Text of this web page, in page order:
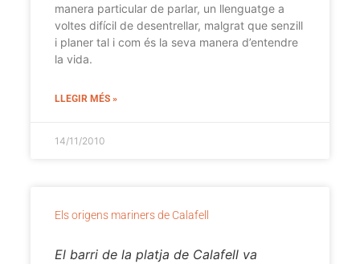
manera particular de parlar, un llenguatge a
voltes difícil de desentrellar, malgrat que senzill
i planer tal i com és la seva manera d’entendre
la vida.
LLEGIR MÉS »
14/11/2010
Els origens mariners de Calafell
El barri de la platja de Calafell va